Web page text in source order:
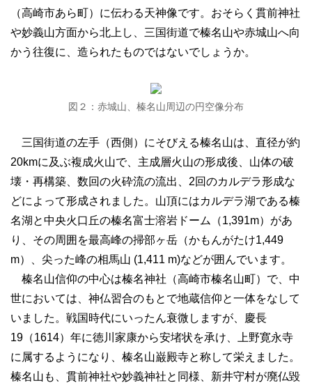
（高崎市あら町）に伝わる天神像です。おそらく貫前神社
や妙義山方面から北上し、三国街道で榛名山や赤城山へ向
かう往復に、造られたものではないでしょうか。
図２：赤城山、榛名山周辺の円空像分布
三国街道の左手（西側）にそびえる榛名山は、直径が約
20kmに及ぶ複成火山で、主成層火山の形成後、山体の破
壊・再構築、数回の火砕流の流出、2回のカルデラ形成な
どによって形成されました。山頂にはカルデラ湖である榛
名湖と中央火口丘の榛名富士溶岩ドーム（1,391m）があ
り、その周囲を最高峰の掃部ヶ岳（かもんがたけ1,449
m）、尖った峰の相馬山 (1,411 m)などが囲んでいます。
榛名山信仰の中心は榛名神社（高崎市榛名山町）で、中
世においては、神仏習合のもとで地蔵信仰と一体をなして
いました。戦国時代にいったん衰微しますが、慶長
19（1614）年に徳川家康から安堵状を承け、上野寛永寺
に属するようになり、榛名山巌殿寺と称して栄えました。
榛名山も、貫前神社や妙義神社と同様、新井守村が廃仏毀